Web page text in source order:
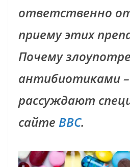
ответственно
приему этих
Почему
антибиотиками –
рассуждают
сайте BBC.